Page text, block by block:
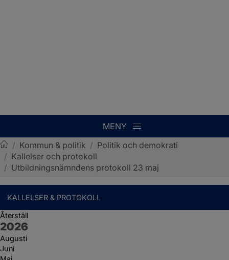
MENY
Sotenäs kommun
/ Kommun & politik / Politik och demokrati
/ Kallelser och protokoll
/ Utbildningsnämndens protokoll 23 maj
KALLELSER & PROTOKOLL
Återställ
År:
2026
Augusti
Juni